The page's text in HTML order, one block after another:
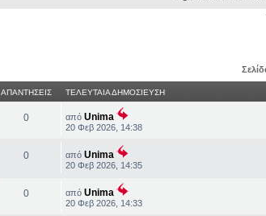
ΑΠΑΝΤΗΣΕΙΣ ΤΕΛΕΥΤΑΙΑ ΔΗΜΟΣΙΕΥΣΗ
0 απόUnima
20 Φεβ 2026, 14:38
0 απόUnima
20 Φεβ 2026, 14:35
0 απόUnima
20 Φεβ 2026, 14:33